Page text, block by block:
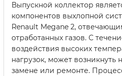
Выпускной коллектор
компонентов выхлопной
Renault Megane 2,
отработанных газов. С
воздействия высоких
нагрузок, может возникнуть
замене или ремонте.